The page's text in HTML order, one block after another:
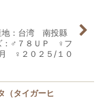
地：台湾 南投縣
：♂７８ＵＰ ♀フ
♀２０２５/１０
（タイガーヒ